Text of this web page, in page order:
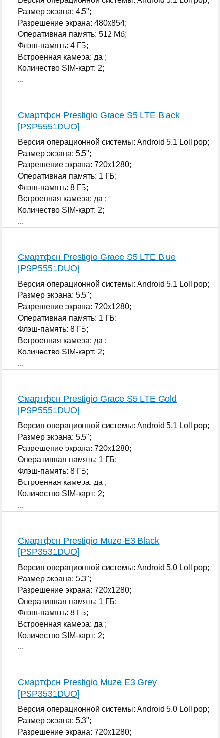
Размер экрана: 4.5";
Разрешение экрана: 480x854;
Оперативная память: 512 Мб;
Флэш-память: 4 ГБ;
Встроенная камера: да ;
Количество SIM-карт: 2;
...
Смартфон Prestigio Grace S5 LTE Black
[PSP5551DUO]
Версия операционной системы: Android 5.1 Lollipop;
Размер экрана: 5.5";
Разрешение экрана: 720x1280;
Оперативная память: 1 ГБ;
Флэш-память: 8 ГБ;
Встроенная камера: да ;
Количество SIM-карт: 2;
...
Смартфон Prestigio Grace S5 LTE Blue
[PSP5551DUO]
Версия операционной системы: Android 5.1 Lollipop;
Размер экрана: 5.5";
Разрешение экрана: 720x1280;
Оперативная память: 1 ГБ;
Флэш-память: 8 ГБ;
Встроенная камера: да ;
Количество SIM-карт: 2;
...
Смартфон Prestigio Grace S5 LTE Gold
[PSP5551DUO]
Версия операционной системы: Android 5.1 Lollipop;
Размер экрана: 5.5";
Разрешение экрана: 720x1280;
Оперативная память: 1 ГБ;
Флэш-память: 8 ГБ;
Встроенная камера: да ;
Количество SIM-карт: 2;
...
Смартфон Prestigio Muze E3 Black
[PSP3531DUO]
Версия операционной системы: Android 5.0 Lollipop;
Размер экрана: 5.3";
Разрешение экрана: 720x1280;
Оперативная память: 1 ГБ;
Флэш-память: 8 ГБ;
Встроенная камера: да ;
Количество SIM-карт: 2;
...
Смартфон Prestigio Muze E3 Grey
[PSP3531DUO]
Версия операционной системы: Android 5.0 Lollipop;
Размер экрана: 5.3";
Разрешение экрана: 720x1280;